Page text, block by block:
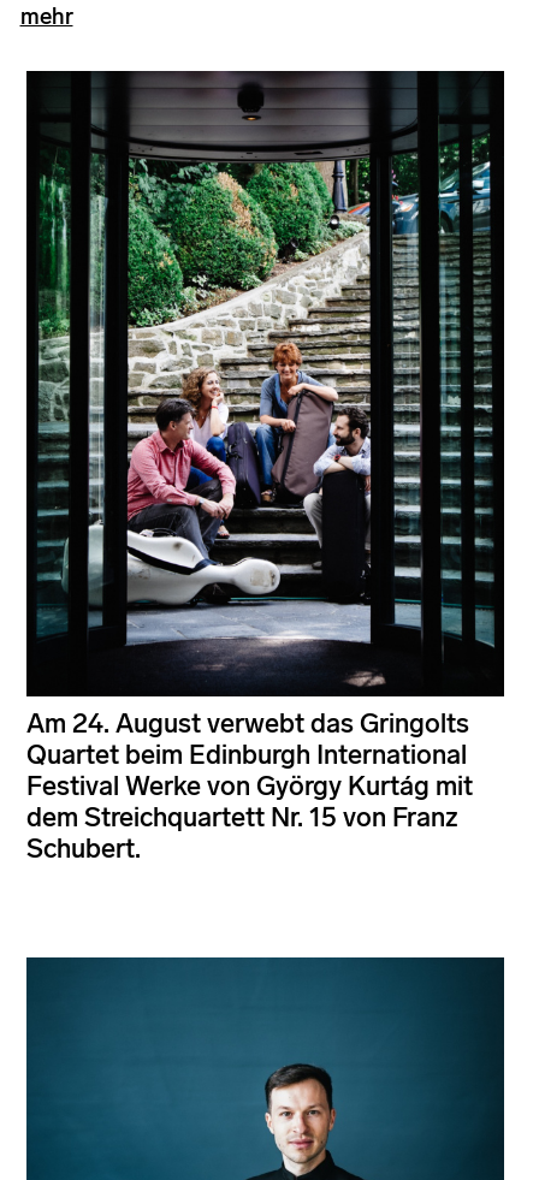
mehr
Am 24. August verwebt das Gringolts
Quartet beim Edinburgh International
Festival Werke von György Kurtág mit
dem Streichquartett Nr. 15 von Franz
Schubert.